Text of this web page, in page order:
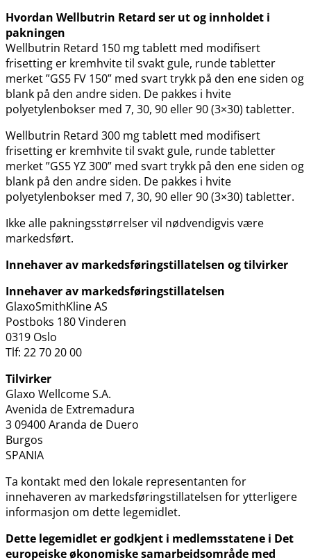
Hvordan Wellbutrin Retard ser ut og innholdet i
pakningen
Wellbutrin Retard 150 mg tablett med modifisert
frisetting er kremhvite til svakt gule, runde tabletter
merket ”GS5 FV 150” med svart trykk på den ene siden og
blank på den andre siden. De pakkes i hvite
polyetylenbokser med 7, 30, 90 eller 90 (3×30) tabletter.
Wellbutrin Retard 300 mg tablett med modifisert
frisetting er kremhvite til svakt gule, runde tabletter
merket ”GS5 YZ 300” med svart trykk på den ene siden og
blank på den andre siden. De pakkes i hvite
polyetylenbokser med 7, 30, 90 eller 90 (3×30) tabletter.
Ikke alle pakningsstørrelser vil nødvendigvis være
markedsført.
Innehaver av markedsføringstillatelsen og tilvirker
Innehaver av markedsføringstillatelsen
GlaxoSmithKline AS
Postboks 180 Vinderen
0319 Oslo
Tlf: 22 70 20 00
Tilvirker
Glaxo Wellcome S.A.
Avenida de Extremadura
3 09400 Aranda de Duero
Burgos
SPANIA
Ta kontakt med den lokale representanten for
innehaveren av markedsføringstillatelsen for ytterligere
informasjon om dette legemidlet.
Dette legemidlet er godkjent i medlemsstatene i Det
europeiske økonomiske samarbeidsområde med